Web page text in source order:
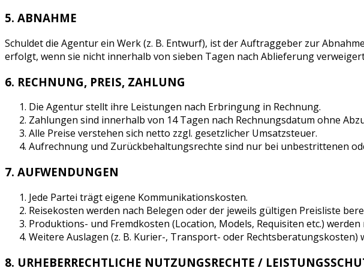
5. ABNAHME
Schuldet die Agentur ein Werk (z. B. Entwurf), ist der Auftraggeber zur
erfolgt, wenn sie nicht innerhalb von sieben Tagen nach Ablieferung
6. RECHNUNG, PREIS, ZAHLUNG
Die Agentur stellt ihre Leistungen nach Erbringung in Rechnung.
Zahlungen sind innerhalb von 14 Tagen nach Rechnungsdatum ohne
Alle Preise verstehen sich netto zzgl. gesetzlicher Umsatzsteuer.
Aufrechnung und Zurückbehaltungsrechte sind nur bei unbestrittenen
7. AUFWENDUNGEN
Jede Partei trägt eigene Kommunikationskosten.
Reisekosten werden nach Belegen oder der jeweils gültigen Preisliste
Produktions- und Fremdkosten (Location, Models, Requisiten etc.)
Weitere Auslagen (z. B. Kurier-, Transport- oder Rechtsberatungskosten)
8. URHEBERRECHTLICHE NUTZUNGSRECHTE /